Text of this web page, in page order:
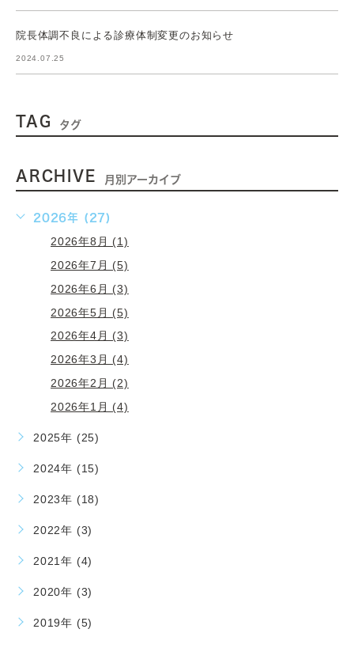
院長体調不良による診療体制変更のお知らせ
2024.07.25
TAG タグ
ARCHIVE 月別アーカイブ
2026年 (27)
2026年8月 (1)
2026年7月 (5)
2026年6月 (3)
2026年5月 (5)
2026年4月 (3)
2026年3月 (4)
2026年2月 (2)
2026年1月 (4)
2025年 (25)
2024年 (15)
2023年 (18)
2022年 (3)
2021年 (4)
2020年 (3)
2019年 (5)